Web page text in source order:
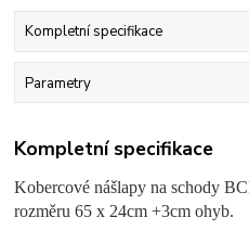
Kompletní specifikace
Parametry
Kompletní specifikace
Kobercové nášlapy na schody
rozměru 65 x 24cm +3cm ohyb.